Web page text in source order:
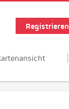
Registrieren